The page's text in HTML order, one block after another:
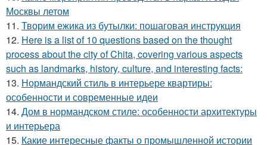
Москвы летом
11. Творим ежика из бутылки: пошаговая инструкция
12. Here is a list of 10 questions based on the thought
process about the city of Chita, covering various aspects
such as landmarks, history, culture, and interesting facts:
13. Нормандский стиль в интерьере квартиры:
особенности и современные идеи
14. Дом в нормандском стиле: особенности архитектуры
и интерьера
15. Какие интересные факты о промышленной истории